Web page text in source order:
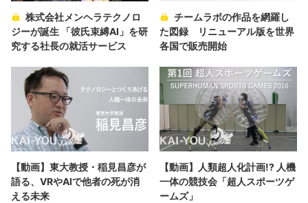
株式会社メンヘラテクノロ
ジーが誕生 「彼氏束縛AI」を研
究する社長の就活サービス
チームラボの作品を網羅し
た図録 リニューアル版を世界
各国で販売開始
【動画】東大教授・稲見昌彦が
語る、VRやAIで他者の死が消
える未来
【動画】人類超人化計画!? 人機
一体の競技会「超人スポーツゲ
ームズ」